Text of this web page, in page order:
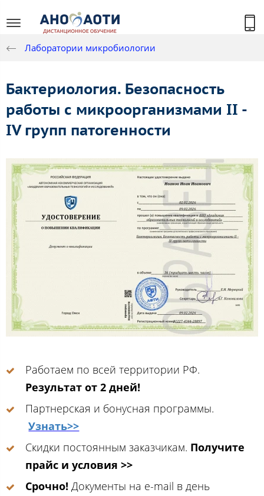
Лаборатории микробиологии
Бактериология. Безопасность
работы с микроорганизмами II -
IV групп патогенности
Работаем по всей территории РФ.
Результат от 2 дней!
Партнерская и бонусная программы.
Узнать>>
Скидки постоянным заказчикам. Получите
прайс и условия >>
Срочно! Документы на e-mail в день